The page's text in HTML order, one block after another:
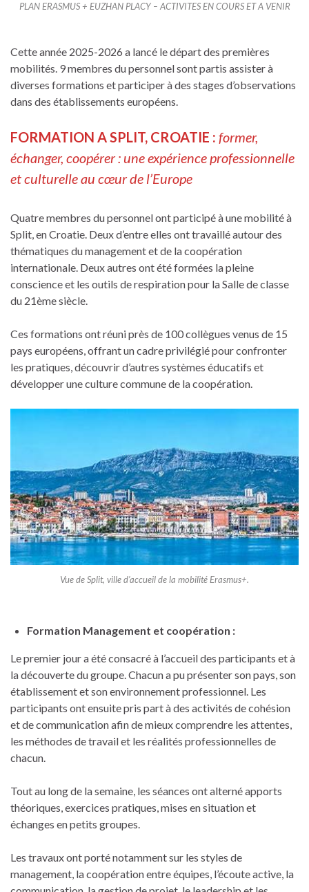
PLAN ERASMUS + EUZHAN PLACY – ACTIVITES EN COURS ET A VENIR
Cette année 2025-2026 a lancé le départ des premières
mobilités. 9 membres du personnel sont partis assister à
diverses formations et participer à des stages d’observations
dans des établissements européens.
FORMATION A SPLIT, CROATIE : former,
échanger, coopérer : une expérience professionnelle
et culturelle au cœur de l’Europe
Quatre membres du personnel ont participé à une mobilité à
Split, en Croatie. Deux d’entre elles ont travaillé autour des
thématiques du management et de la coopération
internationale. Deux autres ont été formées la pleine
conscience et les outils de respiration pour la Salle de classe
du 21ème siècle.
Ces formations ont réuni près de 100 collègues venus de 15
pays européens, offrant un cadre privilégié pour confronter
les pratiques, découvrir d’autres systèmes éducatifs et
développer une culture commune de la coopération.
Vue de Split, ville d’accueil de la mobilité Erasmus+.
Formation Management et coopération :
Le premier jour a été consacré à l’accueil des participants et à
la découverte du groupe. Chacun a pu présenter son pays, son
établissement et son environnement professionnel. Les
participants ont ensuite pris part à des activités de cohésion
et de communication afin de mieux comprendre les attentes,
les méthodes de travail et les réalités professionnelles de
chacun.
Tout au long de la semaine, les séances ont alterné apports
théoriques, exercices pratiques, mises en situation et
échanges en petits groupes.
Les travaux ont porté notamment sur les styles de
management, la coopération entre équipes, l’écoute active, la